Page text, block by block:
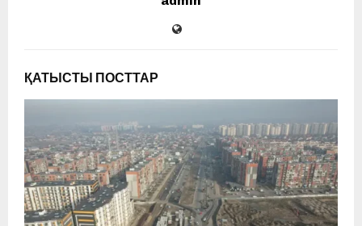
ҚАТЫСТЫ ПОСТТАР